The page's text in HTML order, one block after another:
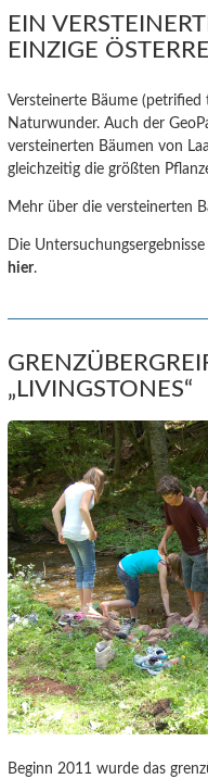
EIN
EINZIGE
Versteinerte Bäume
Naturwunder. Auch der
versteinerten Bäumen von
gleichzeitig die größten
Mehr über die versteinerten
Die
hier.
„LIVINGSTONES“
Beginn 2011 wurde das